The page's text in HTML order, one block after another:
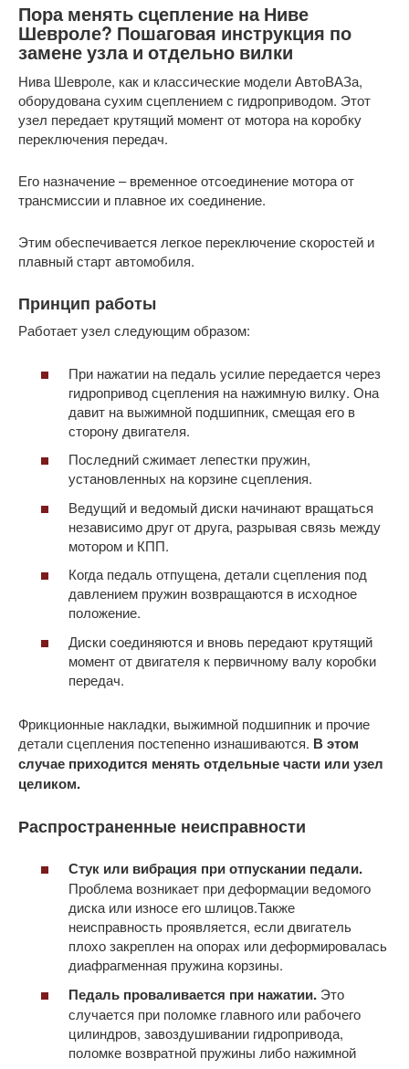
Пора менять сцепление на Ниве
Шевроле? Пошаговая инструкция по
замене узла и отдельно вилки
Нива Шевроле, как и классические модели АвтоВАЗа,
оборудована сухим сцеплением с гидроприводом. Этот
узел передает крутящий момент от мотора на коробку
переключения передач.
Его назначение – временное отсоединение мотора от
трансмиссии и плавное их соединение.
Этим обеспечивается легкое переключение скоростей и
плавный старт автомобиля.
Принцип работы
Работает узел следующим образом:
При нажатии на педаль усилие передается через
гидропривод сцепления на нажимную вилку. Она
давит на выжимной подшипник, смещая его в
сторону двигателя.
Последний сжимает лепестки пружин,
установленных на корзине сцепления.
Ведущий и ведомый диски начинают вращаться
независимо друг от друга, разрывая связь между
мотором и КПП.
Когда педаль отпущена, детали сцепления под
давлением пружин возвращаются в исходное
положение.
Диски соединяются и вновь передают крутящий
момент от двигателя к первичному валу коробки
передач.
Фрикционные накладки, выжимной подшипник и прочие
детали сцепления постепенно изнашиваются. В этом
случае приходится менять отдельные части или узел
целиком.
Распространенные неисправности
Стук или вибрация при отпускании педали.
Проблема возникает при деформации ведомого
диска или износе его шлицов.Также
неисправность проявляется, если двигатель
плохо закреплен на опорах или деформировалась
диафрагменная пружина корзины.
Педаль проваливается при нажатии. Это
случается при поломке главного или рабочего
цилиндров, завоздушивании гидропривода,
поломке возвратной пружины либо нажимной